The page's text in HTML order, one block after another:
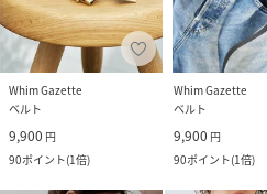
Whim Gazette
ベルト
9,900 円
90ポイント(1倍)
Whim Gazette
ベルト
9,900 円
90ポイント(1倍)